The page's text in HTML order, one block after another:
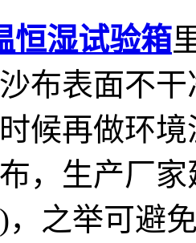
恒湿试验箱
布表面不
候再做环
，生产厂
之举可避